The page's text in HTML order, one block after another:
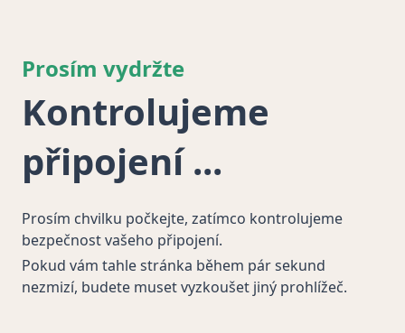
Prosím vydržte
Kontrolujeme
připojení
Prosím chvilku počkejte, zatímco kontrolujeme
bezpečnost vašeho připojení.
Pokud vám tahle stránka během pár sekund
nezmizí, budete muset vyzkoušet jiný prohlížeč.